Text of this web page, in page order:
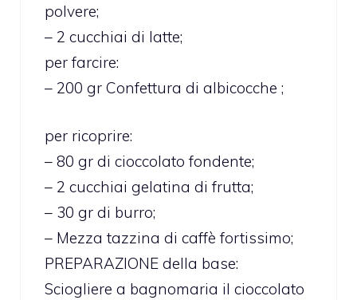
polvere;
– 2 cucchiai di latte;
per farcire:
– 200 gr Confettura di albicocche ;
per ricoprire:
– 80 gr di cioccolato fondente;
– 2 cucchiai gelatina di frutta;
– 30 gr di burro;
– Mezza tazzina di caffè fortissimo;
PREPARAZIONE della base:
Sciogliere a bagnomaria il cioccolato